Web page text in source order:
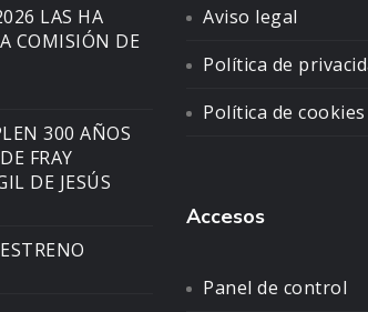
LAS HA
COMISIÓN DE
300 AÑOS
FRAY
DE JESÚS
Aviso legal
Política de
Política de cookies
Accesos
Panel de control